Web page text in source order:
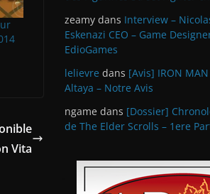
Vita
zeamy dans Interview –
Eskenazi CEO – Game
EdioGames
lelievre dans [Avis] IRON
Altaya – Notre Avis
ngame dans [Dossier]
de The Elder Scrolls – 1ere